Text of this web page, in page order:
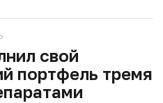
свой
портфель тремя